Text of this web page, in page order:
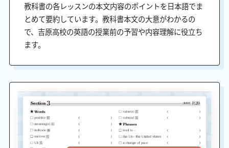
教科書の各レッスンの本文内容のポイントを日本語でま
とめて要約しています。教科書本文の大意がわかるの
で、吉原高校の英語の授業前の予習や内容理解に役立ち
ます。